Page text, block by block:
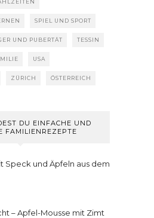
SPIEL UND SPORT
UND PUBERTÄT TESSIN
USA
ZÜRICH ÖSTERREICH
DU EINFACHE UND
FAMILIENREZEPTE
Speck und Äpfeln aus dem
– Apfel-Mousse mit Zimt